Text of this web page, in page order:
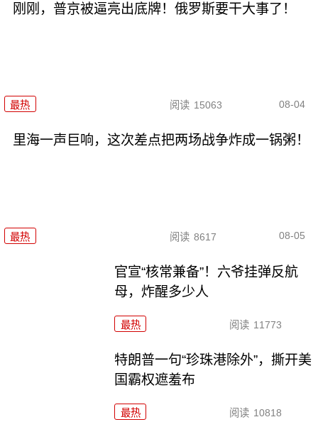
刚刚，普京被逼亮出底牌！俄罗斯要干大事了！
最热 阅读 15063 08-04
里海一声巨响，这次差点把两场战争炸成一锅粥！
最热 阅读 8617 08-05
官宣“核常兼备”！六爷挂弹反航
母，炸醒多少人
最热 阅读 11773
特朗普一句“珍珠港除外”，撕开美
国霸权遮羞布
最热 阅读 10818